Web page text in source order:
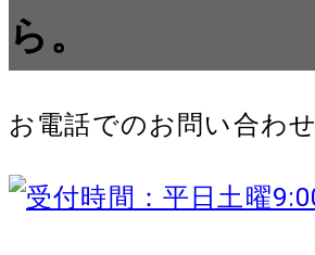
ら。
お電話でのお問い合わせ